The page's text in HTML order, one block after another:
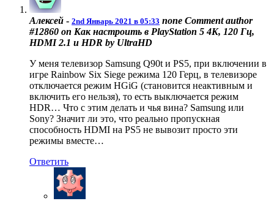
Алексей - 2nd Январь 2021 в 05:33 none Comment author
#12860 on Как настроить в PlayStation 5 4K, 120 Гц,
HDMI 2.1 и HDR by UltraHD
У меня телевизор Samsung Q90t и PS5, при включении в
игре Rainbow Six Siege режима 120 Герц, в телевизоре
отключается режим HGiG (становится неактивным и
включить его нельзя), то есть выключается режим
HDR… Что с этим делать и чья вина? Samsung или
Sony? Значит ли это, что реально пропускная
способность HDMI на PS5 не вывозит просто эти
режимы вместе…
Ответить